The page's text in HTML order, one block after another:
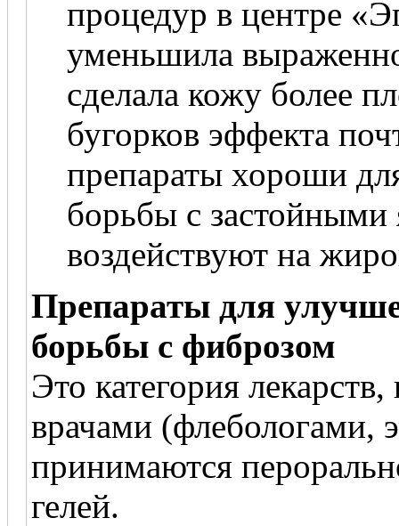
процедур в центре
уменьшила
сделала кожу более
бугорков эффекта
препараты хороши
борьбы с
воздействуют на
Препараты для
борьбы с фиброзом
Это категория
врачами (флебологами,
принимаются
гелей.